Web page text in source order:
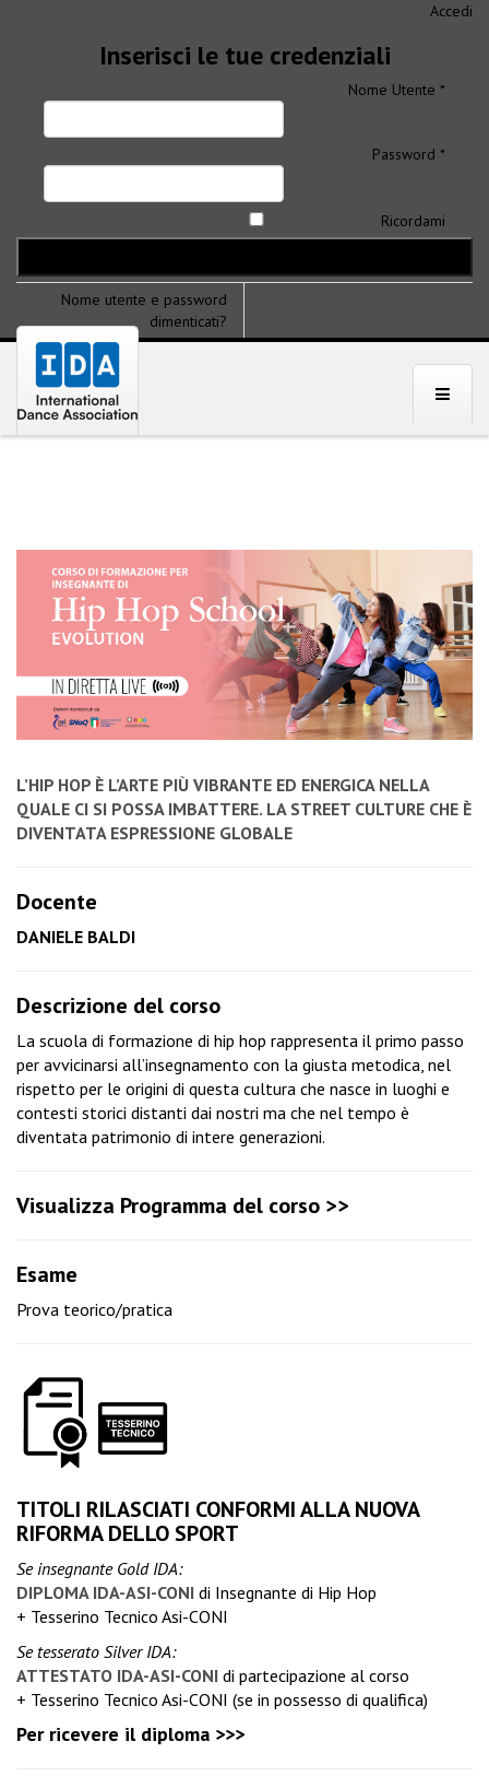
Accedi
Inserisci le tue credenziali
Nome Utente *
Password *
Ricordami
Nome utente e password
dimenticati?
L’HIP HOP È L’ARTE PIÙ VIBRANTE ED ENERGICA NELLA
QUALE CI SI POSSA IMBATTERE. LA STREET CULTURE CHE È
DIVENTATA ESPRESSIONE GLOBALE
Docente
DANIELE BALDI
Descrizione del corso
La scuola di formazione di hip hop rappresenta il primo passo
per avvicinarsi all’insegnamento con la giusta metodica, nel
rispetto per le origini di questa cultura che nasce in luoghi e
contesti storici distanti dai nostri ma che nel tempo è
diventata patrimonio di intere generazioni.
Visualizza Programma del corso >>
Esame
Prova teorico/pratica
TITOLI RILASCIATI CONFORMI ALLA NUOVA
RIFORMA DELLO SPORT
Se insegnante Gold IDA:
DIPLOMA IDA-ASI-CONI di Insegnante di Hip Hop
+ Tesserino Tecnico Asi-CONI
Se tesserato Silver IDA:
ATTESTATO IDA-ASI-CONI di partecipazione al corso
+ Tesserino Tecnico Asi-CONI (se in possesso di qualifica)
Per ricevere il diploma >>>